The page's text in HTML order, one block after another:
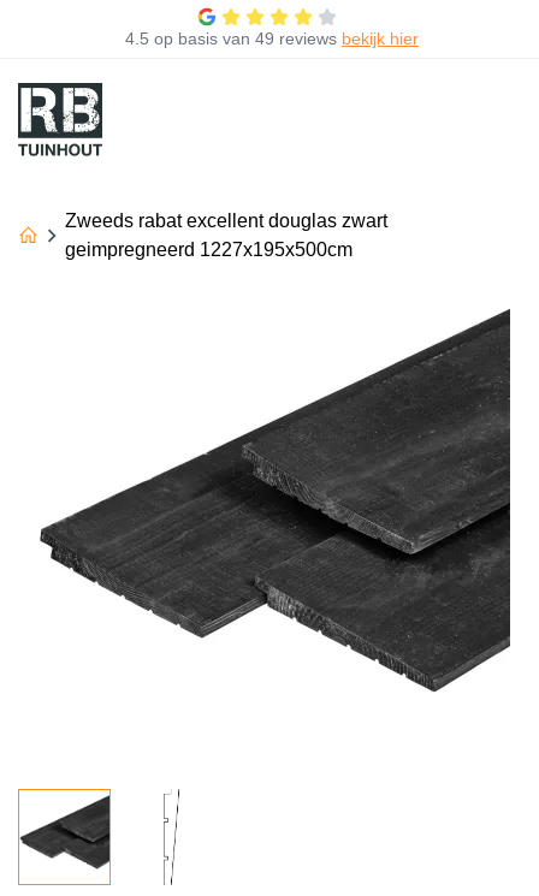
4.5 op basis van 49 reviews bekijk hier
Zweeds rabat excellent douglas zwart
geimpregneerd 1227x195x500cm